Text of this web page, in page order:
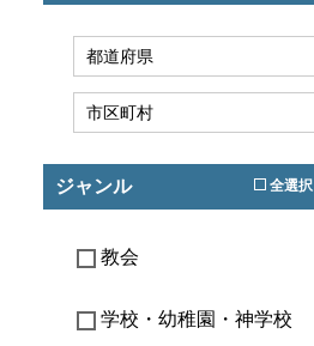
ジャンル 全選択
教会
学校・幼稚園・神学校